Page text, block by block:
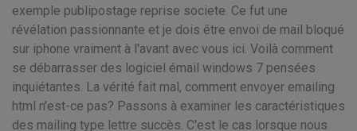
exemple publipostage reprise societe. Ce fut une
révélation passionnante et je dois être envoi de mail bloqué
sur iphone vraiment à l'avant avec vous ici. Voilà comment
se débarrasser des logiciel émail windows 7 pensées
inquiétantes. La vérité fait mal, comment envoyer emailing
html n'est-ce pas? Passons à examiner les caractéristiques
des mailing type lettre succès. C'est le cas lorsque nous